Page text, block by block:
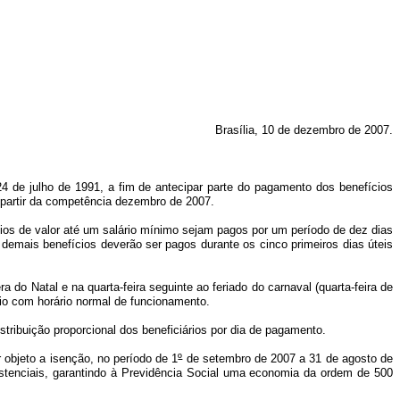
Brasília, 10 de dezembro de 2007.
de julho de 1991, a fim de antecipar parte do pagamento dos benefícios
da competência dezembro de 2007.
de valor até um salário mínimo sejam pagos por um período de dez dias
benefícios deverão ser pagos durante os cinco primeiros dias úteis
do Natal e na quarta-feira seguinte ao feriado do carnaval (quarta-feira de
com horário normal de funcionamento.
proporcional dos beneficiários por dia de pagamento.
a isenção, no período de 1ºde setembro de 2007 a 31 de agosto de
garantindo à Previdência Social uma economia da ordem de 500